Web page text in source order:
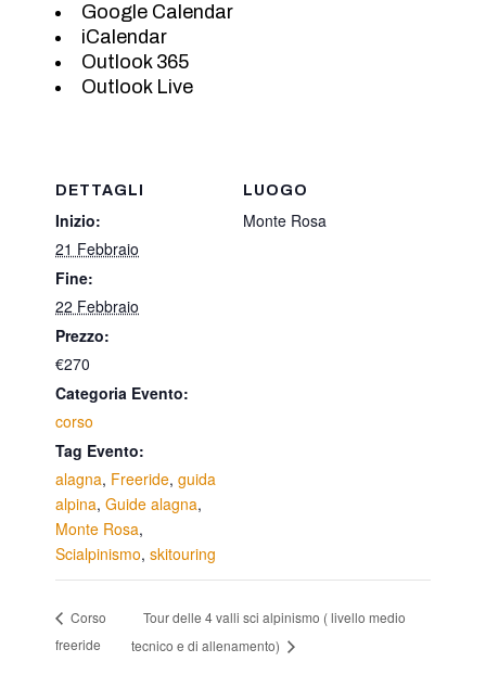
Google Calendar
iCalendar
Outlook 365
Outlook Live
DETTAGLI
Inizio:
21 Febbraio
Fine:
22 Febbraio
Prezzo:
€270
Categoria Evento:
corso
Tag Evento:
alagna, Freeride,guida
alpina,Guide alagna,
Monte Rosa,
Scialpinismo,skitouring
LUOGO
Monte Rosa
Corso
freeride
Tour delle 4 valli sci alpinismo ( livello medio
tecnico e di allenamento)